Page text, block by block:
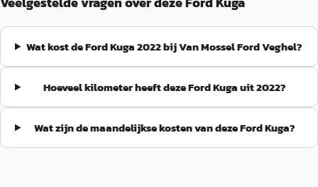
Wat kost de Ford Kuga 2022 bij Van Mossel Ford Veghel?
Hoeveel kilometer heeft deze Ford Kuga uit 2022?
Wat zijn de maandelijkse kosten van deze Ford Kuga?